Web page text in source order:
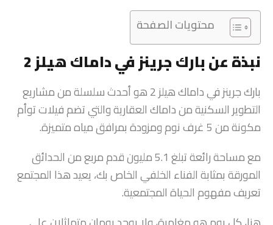
محتويات الصفحة
نبذة عن بارك جرينز في داماك هيلز 2
بارك جرينز في داماك هيلز 2 هو أحدث سلسلة من مشاريع
التطوير السكنية من داماك العقارية والتي تضم فيلات توأم
مكونة من 5 غرف نوم ومزودة بمرافق مياه متميزة.
مع مساحة رائعة تبلغ 5.1 مليون قدم مربع من الحدائق
المورقة بمثابة الفناء الخلفي الخاص بك، يعيد هذا المجتمع
تعريف مفهوم الحياة المجتمعية.